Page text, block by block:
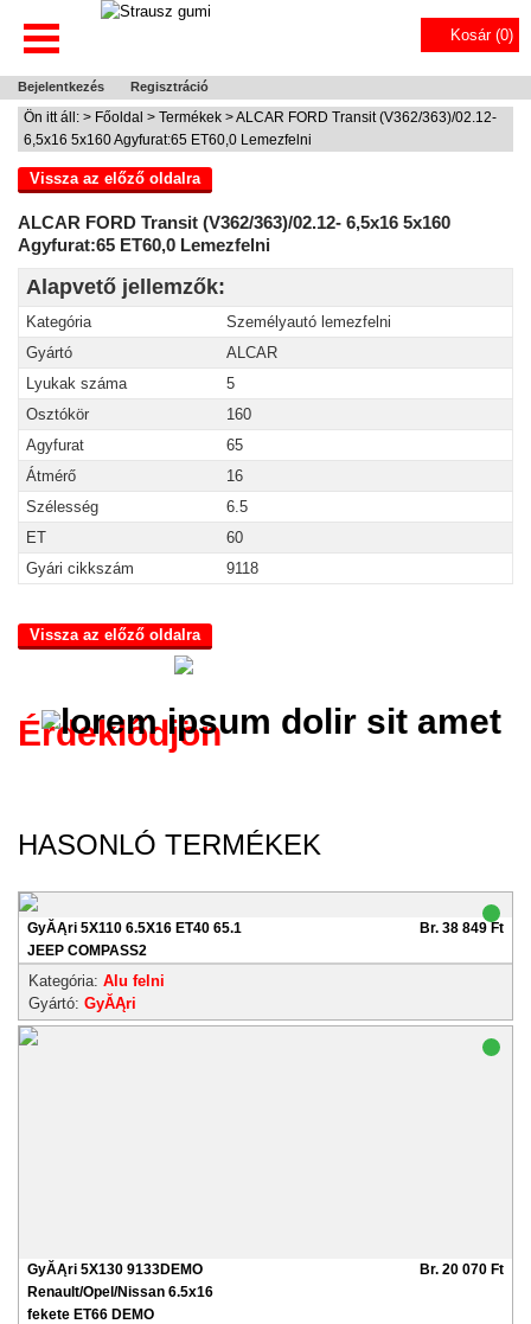
Kosár (0)
Bejelentkezés Regisztráció
Ön itt áll: > Főoldal > Termékek > ALCAR FORD Transit (V362/363)/02.12-
6,5x16 5x160 Agyfurat:65 ET60,0 Lemezfelni
Vissza az előző oldalra
ALCAR FORD Transit (V362/363)/02.12- 6,5x16 5x160
Agyfurat:65 ET60,0 Lemezfelni
Alapvető jellemzők:
Kategória
Személyautó lemezfelni
Gyártó
ALCAR
Lyukak száma
5
Osztókör
160
Agyfurat
65
Átmérő
16
Szélesség
6.5
ET
60
Gyári cikkszám
9118
Vissza az előző oldalra
Érdeklődjön
HASONLÓ TERMÉKEK
GyĂĄri 5X110 6.5X16 ET40 65.1
JEEP COMPASS2
Br. 38 849 Ft
Kategória: Alu felni
Gyártó: GyĂĄri
GyĂĄri 5X130 9133DEMO
Renault/Opel/Nissan 6.5x16
fekete ET66 DEMO
Br. 20 070 Ft